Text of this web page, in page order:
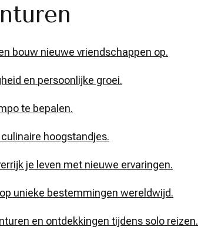
bouw nieuwe vriendschappen op.
en persoonlijke groei.
te bepalen.
hoogstandjes.
je leven met nieuwe ervaringen.
unieke bestemmingen wereldwijd.
en ontdekkingen tijdens solo reizen.